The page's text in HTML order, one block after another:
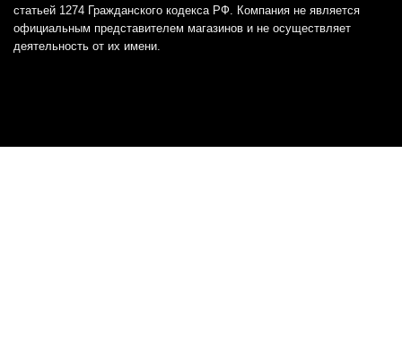
статьей 1274 Гражданского кодекса РФ. Компания не является
официальным представителем магазинов и не осуществляет
деятельность от их имени.